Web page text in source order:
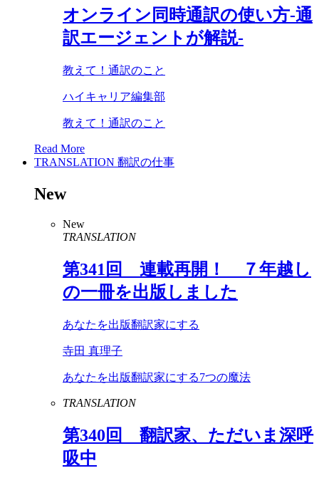
オンライン同時通訳の使い方-通
訳エージェントが解説-
教えて！通訳のこと
ハイキャリア編集部
教えて！通訳のこと
Read More
TRANSLATION 翻訳の仕事
New
New
TRANSLATION
第341 回 連載再開！ ７年越し
の一冊を出版しました
あなたを出版翻訳家にする
寺田 真理子
あなたを出版翻訳家にする7つの魔法
TRANSLATION
第340回 翻訳家、ただいま深呼
吸中